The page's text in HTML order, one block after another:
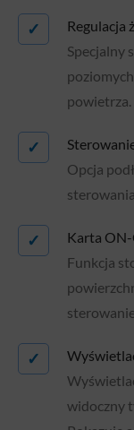
✓
Regulacja
Specjalny
powietrza.
✓
Opcja
✓
Karta
Funkcja
✓
widoczny